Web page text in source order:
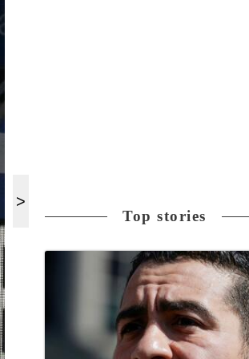
Top stories